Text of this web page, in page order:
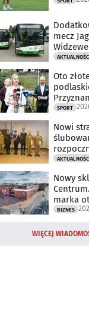
mecz
Oto
2025 rok
SPORT
Nowi
Nowy
marka
BIZNES
WIĘCEJ